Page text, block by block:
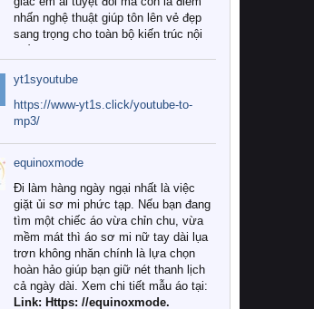
nhấn nghệ thuật giúp tôn lên vẻ đẹp
sang trọng cho toàn bộ kiến trúc nội
Tuy nhiên, giữa thị trường đa dạng
với vô vàn thương hiệu và mẫu mã
như hiện nay, làm thế nào để chọn
được những bộ chăn ga gối đệm cao
cấp thực sự chất lượng, phù hợp với
khí hậu và nhu cầu sử dụng của gia
đình? Hãy cùng chúng tôi đi tìm lời
giải đáp chi tiết qua bài viết dưới đây.
1. Tại sao các gia đình hiện đại lại ưa
chuộng chăn ga gối đệm cao cấp?
Khác với các dòng sản phẩm thông
thường, những bộ chăn ga gối đệm
yt1syoutube
https://www-yt1s.click/youtube-to-
mp3/
equinoxmode
Đi làm hàng ngày ngại nhất là việc
giặt ủi sơ mi phức tạp. Nếu bạn đang
tìm một chiếc áo vừa chỉn chu, vừa
mềm mát thì áo sơ mi nữ tay dài lụa
trơn không nhăn chính là lựa chọn
hoàn hảo giúp bạn giữ nét thanh lịch
cả ngày dài. Xem chi tiết mẫu áo tại:
Link: Https: //equinoxmode.